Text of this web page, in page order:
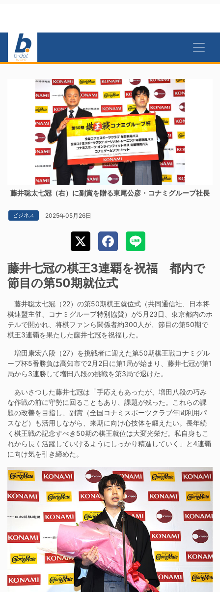
藤井聡太七冠（右）に副賞を贈る東尾公彦・コナミグループ社長
ビジネス 2025年05月26日
藤井七冠の棋王3連覇を祝福 都内で
節目の第50期就位式
藤井聡太七冠（22）の第50期棋王就位式（共同通信社、日本将
棋連盟主催、コナミグループ特別協賛）が5月23日、東京都内のホ
テルで開かれ、将棋ファンら関係者約300人が、節目の第50期で
棋王3連覇を果たした藤井七冠を祝福した。
増田康宏八段（27）を挑戦者に迎えた第50期棋王戦コナミグル
ープ杯5番勝負は高知市で2月2日に第1局が始まり、藤井七冠が第1
局から3連勝して増田八段の挑戦を第3局で退けた。
あいさつした藤井七冠は「手応えもあったが、増田八段の巧み
な作戦の前に守勢に回ることもあり、課題が残った。これらの課
題の改善を目指し、副賞（全国コナミスポーツクラブ年間利用パ
スなど）も活用しながら、来期に向け心技体を鍛えたい。長年続
く棋王戦の記念すべき50期の棋王就位は大変光栄だ。私自身もこ
れから長く活躍していけるようにしっかり精進していく」と4連覇
に向け気を引き締めた。